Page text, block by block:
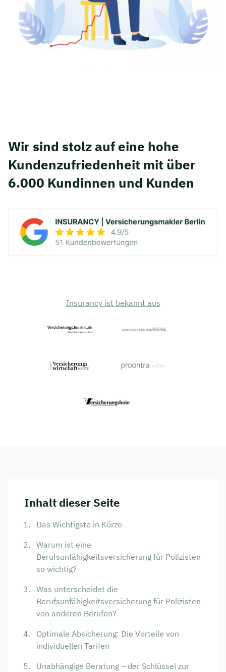
Wir sind stolz auf eine hohe
Kunden­zufriedenheit mit über
6.000 Kundinnen und Kunden
Insurancy ist bekannt aus
Inhalt dieser Seite
Das Wichtigste in Kürze
Warum ist eine
Berufsunfähigkeitsversicherung für Polizisten
so wichtig?
Was unterscheidet die
Berufsunfähigkeitsversicherung für Polizisten
von anderen Berufen?
Optimale Absicherung: Die Vorteile von
individuellen Tarifen
Unabhängige Beratung – der Schlüssel zur